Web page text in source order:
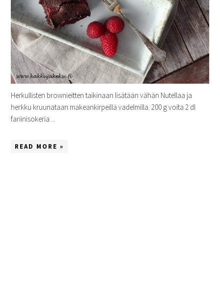
Herkullisten brownieitten taikinaan lisätään vähän Nutellaa ja
herkku kruunataan makeankirpeillä vadelmilla. 200 g voita 2 dl
fariinisokeria ...
READ MORE »